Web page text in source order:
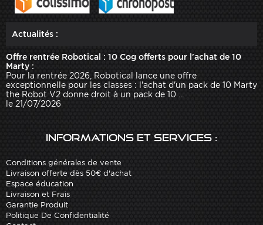
Actualités :
Offre rentrée Robotical : 10 Cog offerts pour l'achat de 10
Marty :
Pour la rentrée 2026, Robotical lance une offre
exceptionnelle pour les classes : l'achat d'un pack de 10 Marty
the Robot V2 donne droit à un pack de 10 ...
le 21/07/2026
Informations et services :
Conditions générales de vente
Livraison offerte dès 50€ d'achat
Espace éducation
Livraison et Frais
Garantie Produit
Politique De Confidentialité